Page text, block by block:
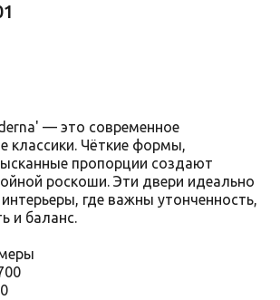
— это современное
классики. Чёткие формы,
пропорции создают
роскоши. Эти двери идеально
где важны утонченность,
и баланс.